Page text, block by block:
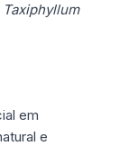
Taxiphyllum
em
e